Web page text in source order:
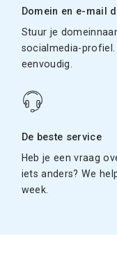
Domein en e-mail
Stuur je
socialmedia-
eenvoudig.
De beste service
Heb je een vraag
iets anders? We
week.